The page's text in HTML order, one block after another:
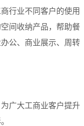
行业不同客户的使用
间收纳产品，帮助餐
公、商业展示、周转
广大工商业客户提升